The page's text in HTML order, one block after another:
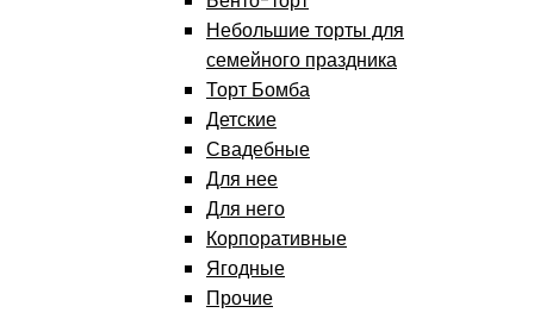
Небольшие торты для
семейного праздника
Торт Бомба
Детские
Свадебные
Для нее
Для него
Корпоративные
Ягодные
Прочие